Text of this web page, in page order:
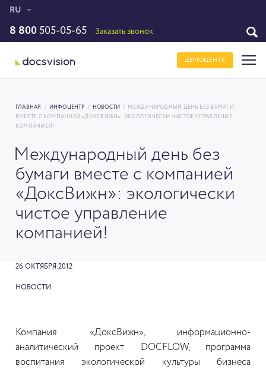
RU
8 800 505-05-65 Заказать звонок
ДЕМОЦЕНТР
ГЛАВНАЯ / ИНФОЦЕНТР / НОВОСТИ /
МЕЖДУНАРОДНЫЙ ДЕНЬ БЕЗ БУМАГИ
ВМЕСТЕ С КОМПАНИЕЙ «ДОКСВИЖН»: ЭКОЛОГИЧЕСКИ ЧИСТОЕ УПРАВЛЕНИЕ
КОМПАНИЕЙ!
Международный день без
бумаги вместе с компанией
«ДоксВижн»: экологически
чистое управление
компанией!
26 ОКТЯБРЯ 2012
НОВОСТИ
Компания «ДоксВижн», информационно-
аналитический проект DOCFLOW, программа
воспитания экологической культуры бизнеса